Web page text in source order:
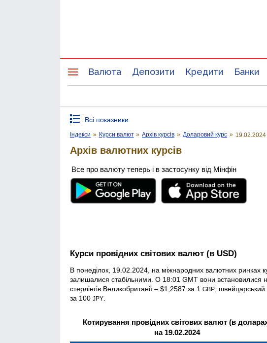
Валюта Депозити Кредити Банки
Всі показники
Індекси » Курси валют » Архів курсів » Доларовий курс » 19.02.2024
Архів валютних курсів
Все про валюту теперь і в застосунку від Мінфін
Курси провідних світових валют (в USD)
В понеділок, 19.02.2024, на міжнародних валютних ринках
залишалися стабільними. О 18:01 GMT вони встановилися
стерлінгів Велико­британії – $1,2587 за 1 GBP ,
за 100 JPY
Котирування провідних світових валют (в
на 19.02.2024